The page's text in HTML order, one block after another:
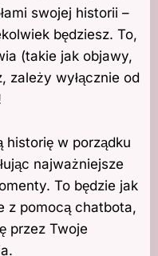
swojej historii –
będziesz. To,
(takie jak objawy,
zależy wyłącznie od
historię w porządku
najważniejsze
To będzie jak
z pomocą chatbota,
przez Twoje